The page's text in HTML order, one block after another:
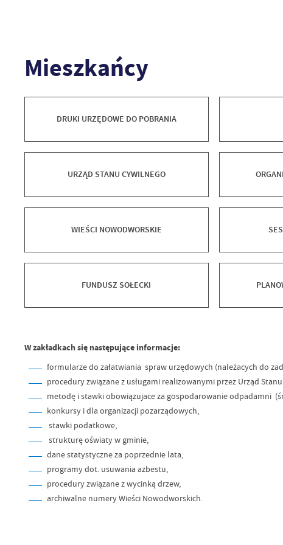
Mieszkańcy
DRUKI URZĘDOWE DO POBRANIA
URZĄD STANU CYWILNEGO
WIEŚCI NOWODWORSKIE
FUNDUSZ SOŁECKI
W zakładkach się następujące informacje:
formularze do załatwiania spraw urzędowych (należacych do
procedury związane z usługami realizowanymi przez Urząd
metodę i stawki obowiązujace za gospodarowanie odpadamni
konkursy i dla organizacji pozarządowych,
stawki podatkowe,
strukturę oświaty w gminie,
dane statystyczne za poprzednie lata,
programy dot. usuwania azbestu,
procedury związane z wycinką drzew,
archiwalne numery Wieści Nowodworskich.